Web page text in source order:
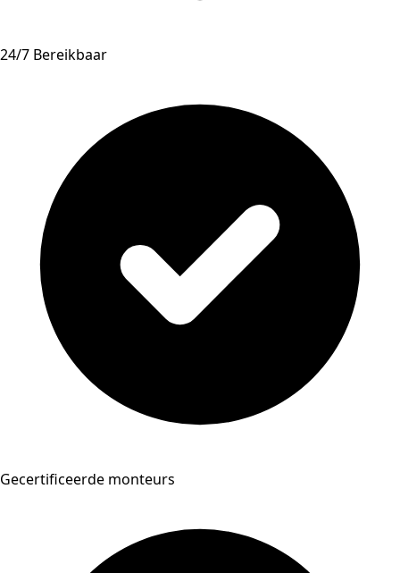
24/7 Bereikbaar
Gecertificeerde monteurs